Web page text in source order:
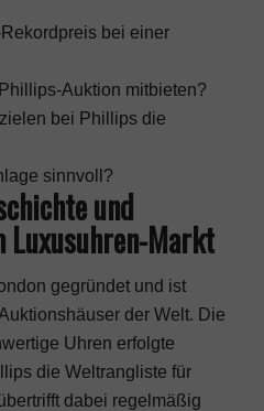
bei einer
Auktion mitbieten?
bei Phillips die
sinnvoll?
und
Markt
gegründet und ist
der Welt. Die
Uhren erfolgte
die Weltrangliste für
dabei regelmäßig